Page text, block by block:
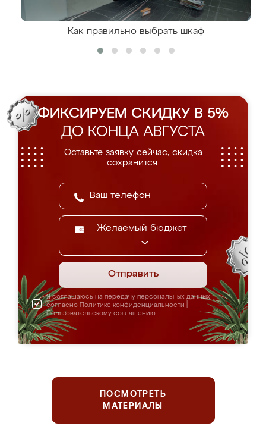
Как правильно выбрать шкаф
ФИКСИРУЕМ СКИДКУ В 5%
ДО КОНЦА АВГУСТА
Оставьте заявку сейчас, скидка
сохранится.
Желаемый бюджет
Отправить
Я соглашаюсь на передачу персональных данных
согласно Политике конфиденциальности
Пользовательскому соглашению
ПОСМОТРЕТЬ
МАТЕРИАЛЫ